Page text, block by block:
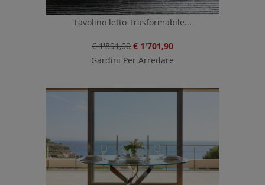
Tavolino letto Trasformabile...
€ 1'891,00 € 1'701,90
Gardini Per Arredare